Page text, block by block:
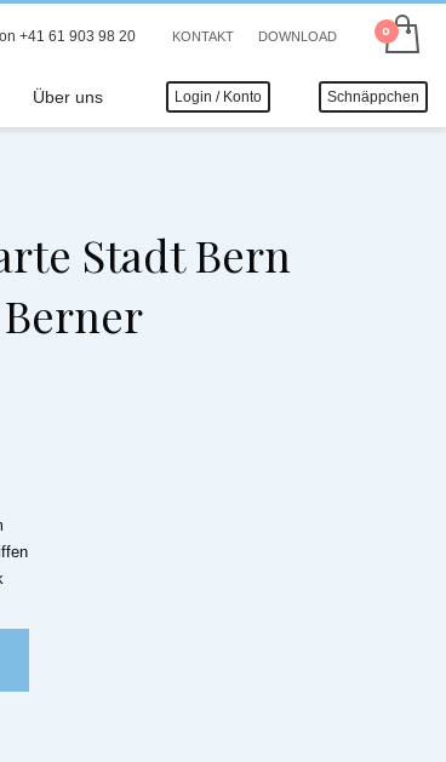
+41 61 903 98 20 KONTAKT DOWNLOAD
Über uns Login / Konto Schnäppchen
Stadt Bern